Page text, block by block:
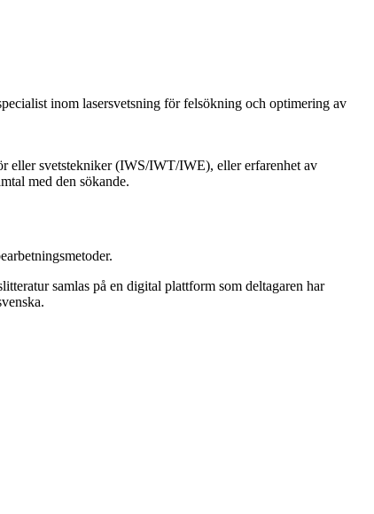
inom lasersvetsning för felsökning och optimering av
eller svetstekniker (IWS/IWT/IWE), eller erfarenhet av
med den sökande.
samlas på en digital plattform som deltagaren har